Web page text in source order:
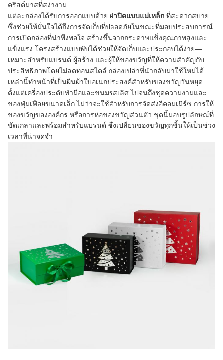
คริสต์มาสที่สง่างาม
แต่ละกล่องได้รับการออกแบบด้วย ฝาปิดแบบแม่เหล็ก ที่สะดวกสบาย
ซึ่งช่วยให้มั่นใจได้ถึงการจัดเก็บที่ปลอดภัยในขณะที่มอบประสบการณ์
การเปิดกล่องที่น่าพึงพอใจ สร้างขึ้นจากกระดาษแข็งคุณภาพสูงและ
แข็งแรง โครงสร้างแบบพับได้ช่วยให้จัดเก็บและประกอบได้ง่าย—
เหมาะสำหรับแบรนด์ ผู้สร้าง และผู้ให้ของขวัญที่ให้ความสำคัญกับ
ประสิทธิภาพโดยไม่ลดทอนสไตล์ กล่องเปล่าที่นำกลับมาใช้ใหม่ได้
เหล่านี้ทำหน้าที่เป็นผืนผ้าใบอเนกประสงค์สำหรับของขวัญวันหยุด
ตั้งแต่เครื่องประดับทำมือและขนมรสเลิศ ไปจนถึงชุดความงามและ
ของฟุ่มเฟือยขนาดเล็ก ไม่ว่าจะใช้สำหรับการจัดส่งอีคอมเมิร์ซ การให้
ของขวัญขององค์กร หรือการห่อของขวัญส่วนตัว ชุดนี้มอบรูปลักษณ์ที่
ขัดเกลาและพร้อมสำหรับแบรนด์ ซึ่งเปลี่ยนของขวัญทุกชิ้นให้เป็นช่วง
เวลาที่น่าจดจำ